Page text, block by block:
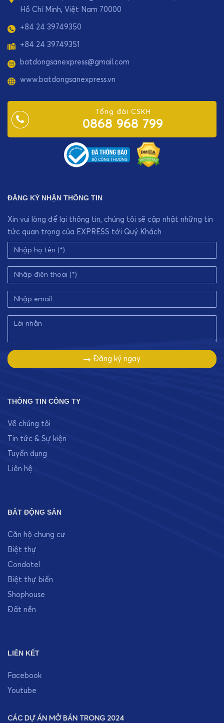
Hồ Chí Minh, Việt Nam 70000
+84 24 39749350
+84 24 39749351
batdongsanexpress@gmail.com
www.batdongsanexpress.vn
Tổng đài CSKH
0868 968 799
ĐĂNG KÝ NHẬN THÔNG TIN
Xin vui lòng để lại thông tin, chúng tôi sẽ cập nhật những tin
tức quan trọng của EXPRESS tới Quý Khách
Đăng ký ngay
THÔNG TIN CÔNG TY
Về chúng tôi
Tin tức & Sự kiện
Tuyển dụng
Liên hệ
BẤT ĐỘNG SẢN
Căn hộ chung cư
Biệt thự
Condotel
Biệt thự biển
Shophouse
Đất nền
LIÊN KẾT
Facebook
Youtube
CÁC DỰ ÁN MỞ BÁN TRONG 2024